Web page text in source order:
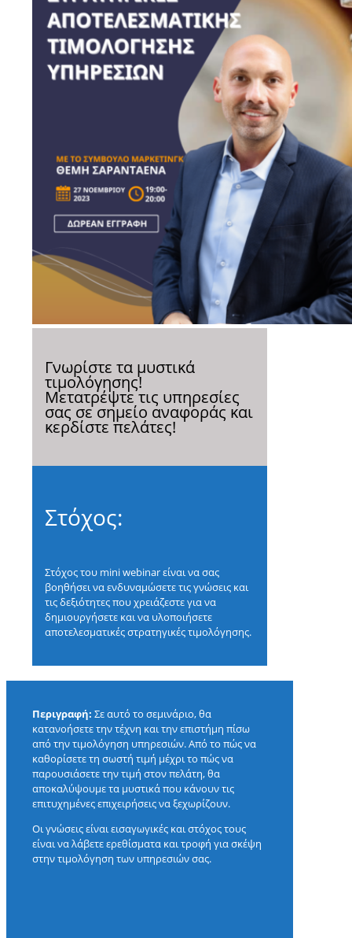
Γνωρίστε τα μυστικά
τιμολόγησης!
Mετατρέψτε τις υπηρεσίες
σας σε σημείο αναφοράς και
κερδίστε πελάτες!
Στόχος:
Στόχος του mini webinar είναι να σας
βοηθήσει να ενδυναμώσετε τις γνώσεις και
τις δεξιότητες που χρειάζεστε για να
δημιουργήσετε και να υλοποιήσετε
αποτελεσματικές στρατηγικές τιμολόγησης.
Περιγραφή: Σε αυτό το σεμινάριο, θα
κατανοήσετε την τέχνη και την επιστήμη πίσω
από την τιμολόγηση υπηρεσιών. Από το πώς να
καθορίσετε τη σωστή τιμή μέχρι το πώς να
παρουσιάσετε την τιμή στον πελάτη, θα
αποκαλύψουμε τα μυστικά που κάνουν τις
επιτυχημένες επιχειρήσεις να ξεχωρίζουν.
Οι γνώσεις είναι εισαγωγικές και στόχος τους
είναι να λάβετε ερεθίσματα και τροφή για σκέψη
στην τιμολόγηση των υπηρεσιών σας.